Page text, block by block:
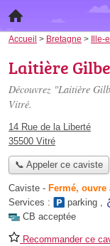
Accueil > Bretagne > Ille-
Laitière
Découvrez "Laitière
Vitré.
14 Rue de la Liberté
35500 Vitré
📞 Appeler ce caviste
Caviste - Fermé, ouvre
Services :
parking ,
CB acceptée
Recommander ce